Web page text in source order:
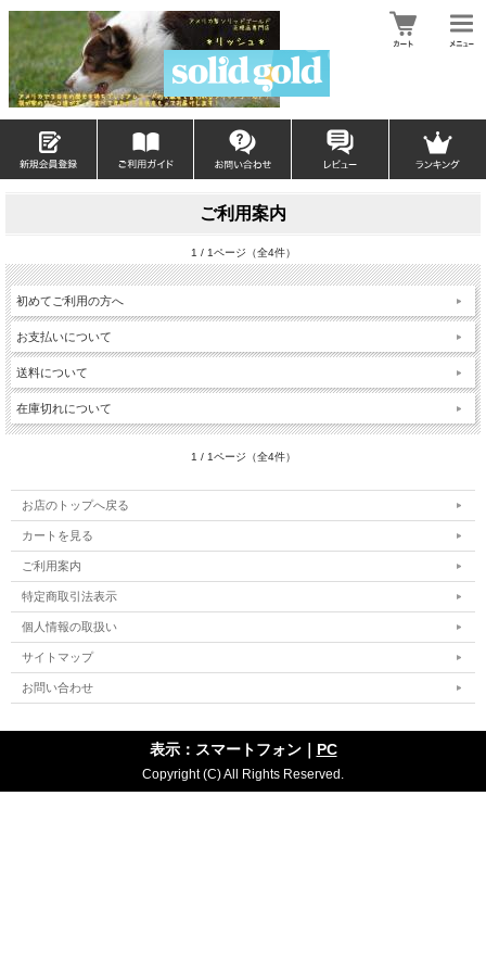
ご利用案内
1 / 1ページ（全4件）
初めてご利用の方へ
お支払いについて
送料について
在庫切れについて
1 / 1ページ（全4件）
お店のトップへ戻る
カートを見る
ご利用案内
特定商取引法表示
個人情報の取扱い
サイトマップ
お問い合わせ
表示：スマートフォン｜ PC
Copyright (C) All Rights Reserved.